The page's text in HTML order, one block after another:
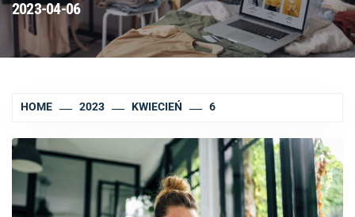
2023-04-06
HOME 2023 KWIECIEŃ 6